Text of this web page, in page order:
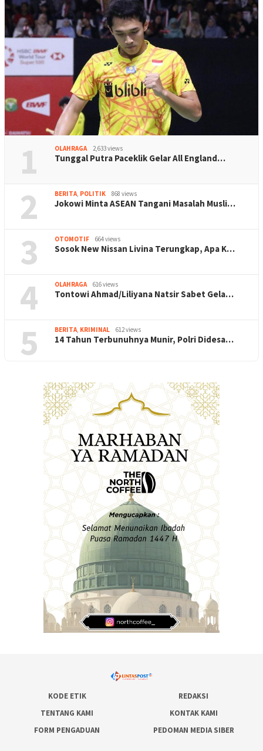
1 OLAHRAGA 2,633 views
Tunggal Putra Paceklik Gelar All England…
2 BERITA, POLITIK 868 views
Jokowi Minta ASEAN Tangani Masalah Musli…
3 OTOMOTIF 664 views
Sosok New Nissan Livina Terungkap, Apa K…
4 OLAHRAGA 616 views
Tontowi Ahmad/Liliyana Natsir Sabet Gela…
5 BERITA, KRIMINAL 612 views
14 Tahun Terbunuhnya Munir, Polri Didesa…
KODE ETIK
REDAKSI
TENTANG KAMI
KONTAK KAMI
FORM PENGADUAN
PEDOMAN MEDIA SIBER